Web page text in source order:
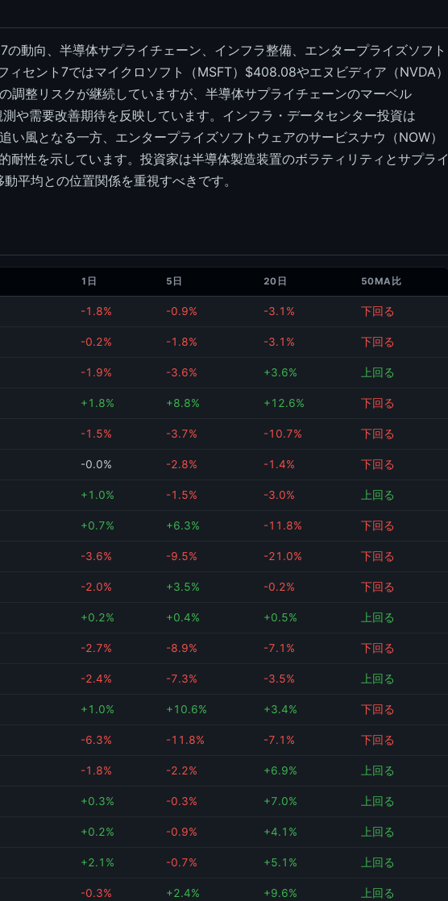
動向、半導体サプライチェーン、インフラ整備、エンタープライズソフト
ィセント7ではマイクロソフト（MSFT）$408.08やエヌビディア（NVDA）
調整リスクが継続していますが、半導体サプライチェーンのマーベル
や需要改善期待を反映しています。インフラ・データセンター投資は
風となる一方、エンタープライズソフトウェアのサービスナウ（NOW）
耐性を示しています。投資家は半導体製造装置のボラティリティとサプライ
平均との位置関係を重視すべきです。
1日 5日 20日 50MA比
-1.8% -0.9% -3.1% 下回る
-0.2% -1.8% -3.1% 下回る
-1.9% -3.6% +3.6% 上回る
+1.8% +8.8% +12.6% 下回る
-1.5% -3.7% -10.7% 下回る
-0.0% -2.8% -1.4% 下回る
+1.0% -1.5% -3.0% 上回る
+0.7% +6.3% -11.8% 下回る
-3.6% -9.5% -21.0% 下回る
-2.0% +3.5% -0.2% 下回る
+0.2% +0.4% +0.5% 上回る
-2.7% -8.9% -7.1% 下回る
-2.4% -7.3% -3.5% 上回る
+1.0% +10.6% +3.4% 下回る
-6.3% -11.8% -7.1% 下回る
-1.8% -2.2% +6.9% 上回る
+0.3% -0.3% +7.0% 上回る
+0.2% -0.9% +4.1% 上回る
+2.1% -0.7% +5.1% 上回る
-0.3% +2.4% +9.6% 上回る